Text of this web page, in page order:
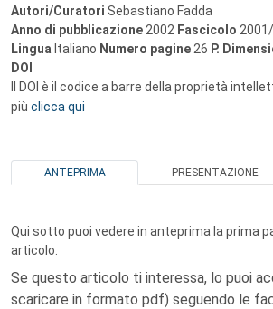
Autori/Curatori Sebastiano Fadda
Anno di pubblicazione 2002 Fascicolo
Lingua Italiano Numero pagine 26 P.
DOI
Il DOI è il codice a barre della proprietà
più clicca qui
ANTEPRIMA PRESENTAZIONE
Qui sotto puoi vedere in anteprima la prima
articolo.
Se questo articolo ti interessa, lo puoi
scaricare in formato pdf) seguendo le